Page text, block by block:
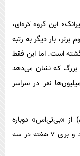
این گروه کره‌ای،
برتر، بار دیگر به رتبه
است. اما این فقط
بزرگ که نشان می‌دهد
نفر در سراسر
به گزارش ایسنا، آلبوم «آریرانگ» (Arirang) از «بی‌تی‌اس» دوباره
صدرنشین جدول هفتگی آلبوم اسپاتیفای شد و برای ۷ هفته در سه